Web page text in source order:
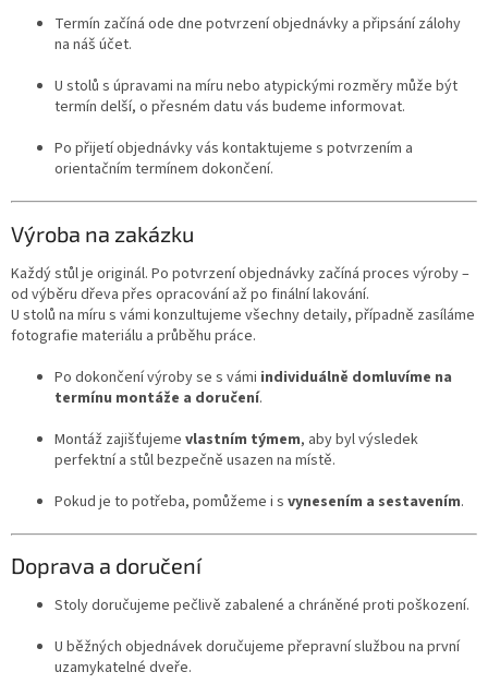
Termín začíná ode dne potvrzení objednávky a připsání zálohy
na náš účet.
U stolů s úpravami na míru nebo atypickými rozměry může být
termín delší, o přesném datu vás budeme informovat.
Po přijetí objednávky vás kontaktujeme s potvrzením a
orientačním termínem dokončení.
Výroba na zakázku
Každý stůl je originál. Po potvrzení objednávky začíná proces výroby –
od výběru dřeva přes opracování až po finální lakování.
U stolů na míru s vámi konzultujeme všechny detaily, případně zasíláme
fotografie materiálu a průběhu práce.
Po dokončení výroby se s vámi individuálně domluvíme na
termínu montáže a doručení.
Montáž zajišťujeme vlastním týmem, aby byl výsledek
perfektní a stůl bezpečně usazen na místě.
Pokud je to potřeba, pomůžeme i s vynesením a sestavením.
Doprava a doručení
Stoly doručujeme pečlivě zabalené a chráněné proti poškození.
U běžných objednávek doručujeme přepravní službou na první
uzamykatelné dveře.